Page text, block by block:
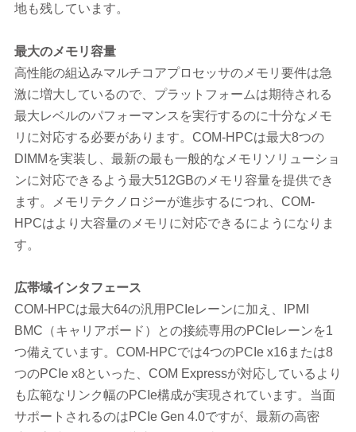
地も残しています。
最大のメモリ容量
高性能の組込みマルチコアプロセッサのメモリ要件は急
激に増大しているので、プラットフォームは期待される
最大レベルのパフォーマンスを実行するのに十分なメモ
リに対応する必要があります。COM-HPCは最大8つの
DIMMを実装し、最新の最も一般的なメモリソリューショ
ンに対応できるよう最大512GBのメモリ容量を提供でき
ます。メモリテクノロジーが進歩するにつれ、COM-
HPCはより大容量のメモリに対応できるにようになりま
す。
広帯域インタフェース
COM-HPCは最大64の汎用PCIeレーンに加え、IPMI
BMC（キャリアボード）との接続専用のPCIeレーンを1
つ備えています。COM-HPCでは4つのPCIe x16または8
つのPCIe x8といった、COM Expressが対応しているより
も広範なリンク幅のPCIe構成が実現されています。当面
サポートされるのはPCIe Gen 4.0ですが、最新の高密